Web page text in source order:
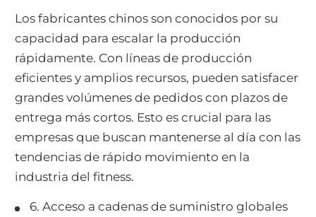
Los fabricantes chinos son conocidos por su
capacidad para escalar la producción
rápidamente. Con líneas de producción
eficientes y amplios recursos, pueden satisfacer
grandes volúmenes de pedidos con plazos de
entrega más cortos. Esto es crucial para las
empresas que buscan mantenerse al día con las
tendencias de rápido movimiento en la
industria del fitness.
6. Acceso a cadenas de suministro globales